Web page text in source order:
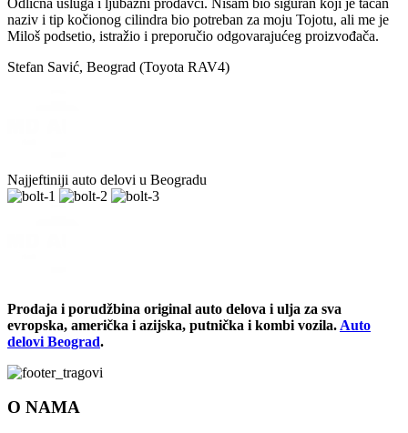
naziv i tip kočionog cilindra bio potreban za moju Tojotu, ali me je
Miloš podsetio, istražio i preporučio odgovarajućeg proizvođača.
Stefan Savić, Beograd (Toyota RAV4)
Najjeftiniji auto delovi u Beogradu
Prodaja i porudžbina original auto delova i ulja za sva
evropska, američka i azijska, putnička i kombi vozila. Auto
delovi Beograd.
O NAMA